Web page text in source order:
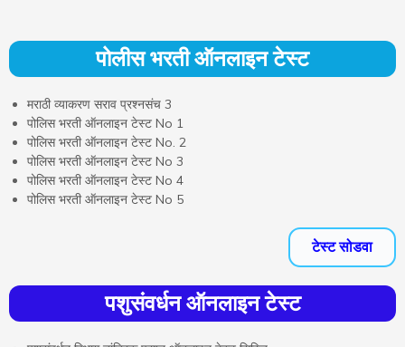
पोलीस भरती ऑनलाइन टेस्ट
मराठी व्याकरण सराव प्रश्नसंच 3
पोलिस भरती ऑनलाइन टेस्ट No 1
पोलिस भरती ऑनलाइन टेस्ट No. 2
पोलिस भरती ऑनलाइन टेस्ट No 3
पोलिस भरती ऑनलाइन टेस्ट No 4
पोलिस भरती ऑनलाइन टेस्ट No 5
टेस्ट सोडवा
पशुसंवर्धन ऑनलाइन टेस्ट